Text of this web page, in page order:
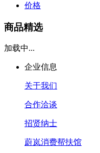
价格
商品精选
加载中...
企业信息
关于我们
合作洽谈
招贤纳士
蔚岚消费帮扶馆